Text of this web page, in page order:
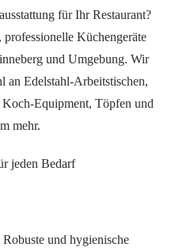
für Ihr Restaurant?
Küchengeräte
und Umgebung. Wir
an Edelstahl-Arbeitstischen,
Equipment, Töpfen und
mehr.
jeden Bedarf
Robuste und hygienische